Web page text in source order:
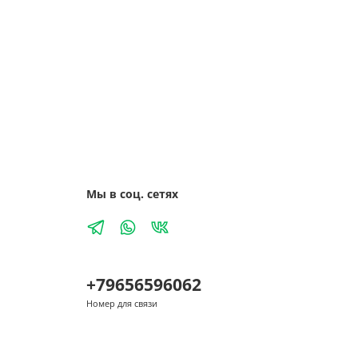
Мы в соц. сетях
+79656596062
Номер для связи